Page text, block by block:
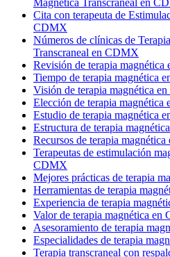
Cita con terapeuta de
CDMX
Números de clínicas de
Transcraneal en CDMX
Revisión de terapia
Tiempo de terapia magnética
Visión de terapia magnética
Elección de terapia magnética
Estudio de terapia magnética
Estructura de terapia
Recursos de terapia
Terapeutas de estimulación
CDMX
Mejores prácticas de terapia
Herramientas de terapia
Experiencia de terapia
Valor de terapia magnética en
Asesoramiento de terapia
Especialidades de terapia
Terapia transcraneal con